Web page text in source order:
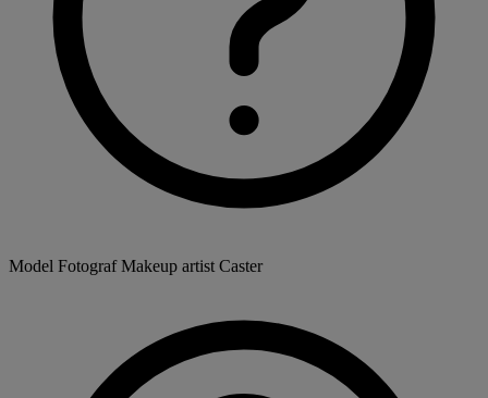
Model FotografMakeup artist Caster